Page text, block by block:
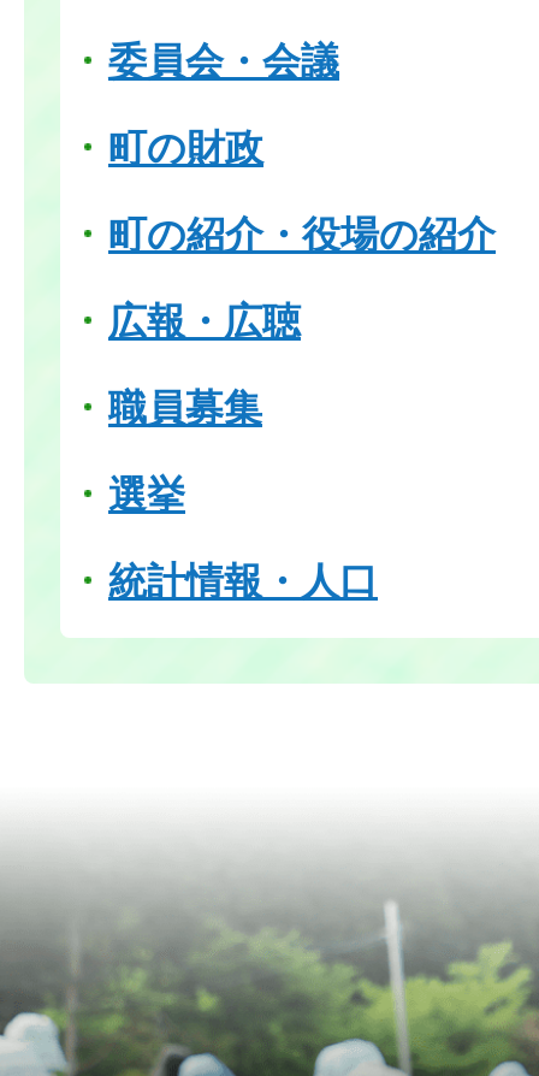
委員会・会議
町の財政
町の紹介・役場の紹介
広報・広聴
職員募集
選挙
統計情報・人口